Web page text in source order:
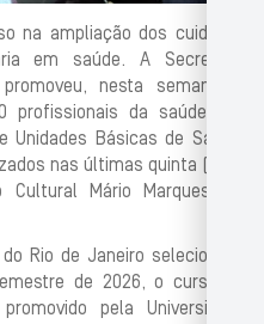
na ampliação dos cuidados
em saúde. A Secretaria
nesta semana, a
da saúde que
Básicas de Saúde.
nas últimas quinta (14) e
Mário Marques, no
Rio de Janeiro selecionada
de 2026, o curso de
pela Universidade